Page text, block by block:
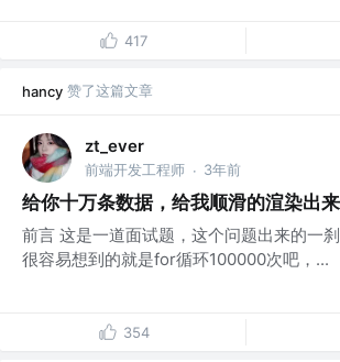
417
hancy 赞了这篇文章
zt_ever
前端开发工程师 · 3年前
给你十万条数据，给我顺滑的渲染出来
前言 这是一道面试题，这个问题出来的一刹
很容易想到的就是for循环100000次吧，...
354